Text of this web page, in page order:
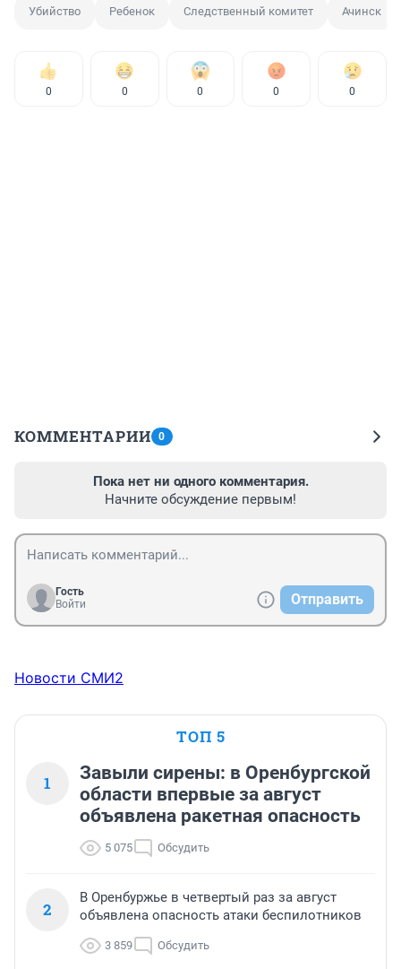
Убийство Ребенок Следственный комитет Ачинск
0 0 0 0 0
КОММЕНТАРИИ 0
Пока нет ни одного комментария.
Начните обсуждение первым!
Гость
Войти
Отправить
Новости СМИ2
ТОП 5
1
Завыли сирены: в Оренбургской
области впервые за август
объявлена ракетная опасность
5 075 Обсудить
2
В Оренбуржье в четвертый раз за август
объявлена опасность атаки беспилотников
3 859 Обсудить